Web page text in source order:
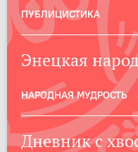
ПУБЛИЦИСТИКА
Энецкая
НАРОДНАЯ МУДРОСТЬ
Дневник с